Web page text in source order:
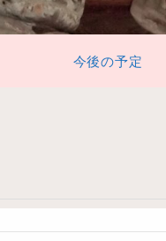
今後の予定